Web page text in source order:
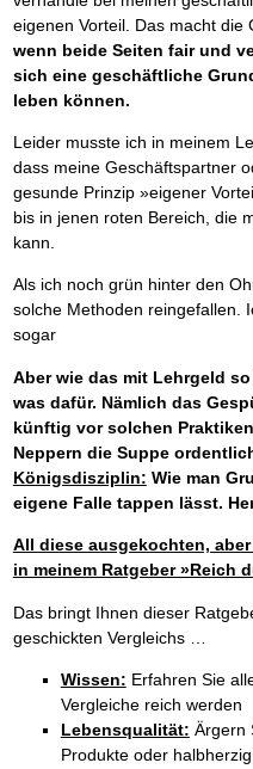
eigenen Vorteil. Das macht die
wenn beide Seiten fair und
sich eine geschäftliche
leben können.
Leider musste ich in meinem
dass meine Geschäftspartner
gesunde Prinzip »eigener
bis in jenen roten Bereich, die
kann.
Als ich noch grün hinter den
solche Methoden reingefallen.
sogar
Aber wie das mit Lehrgeld
was dafür. Nämlich das
künftig vor solchen
Neppern die Suppe
Königsdisziplin: Wie man
eigene Falle tappen lässt.
All diese ausgekochten,
in meinem Ratgeber »Reich
Das bringt Ihnen dieser
geschickten Vergleichs …
Wissen: Erfahren Sie
Vergleiche reich werden
Lebensqualität: Ärgern
Produkte oder